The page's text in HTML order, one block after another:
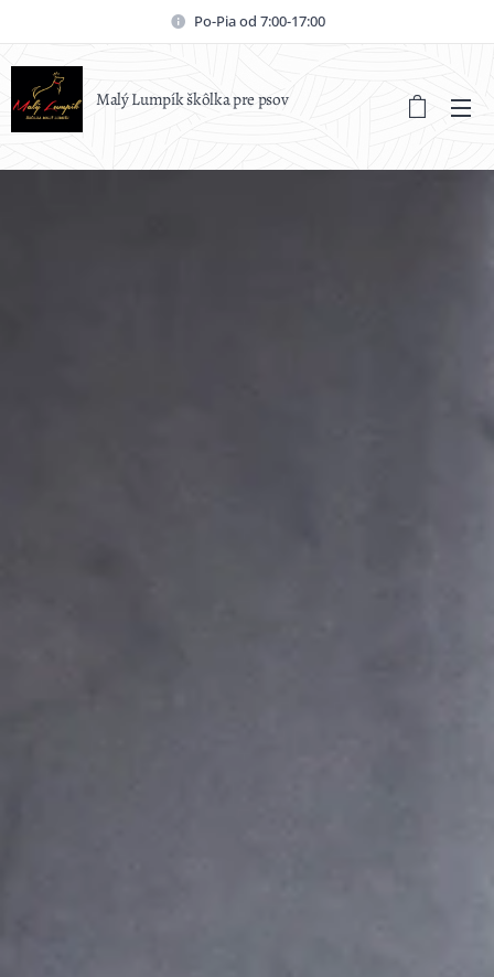
Po-Pia od 7:00-17:00
Malý Lumpík škôlka pre psov